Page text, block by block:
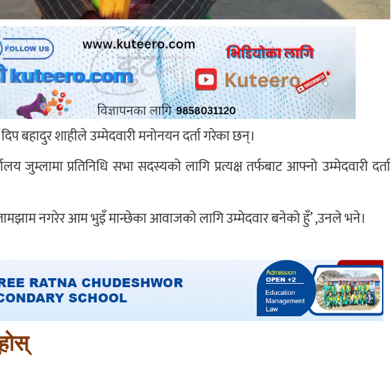
बहादुर शाहीले उम्मेदवारी मनोनयन दर्ता गरेका छन्।
जुम्लामा प्रतिनिधि सभा सदस्यको लागि प्रत्यक्ष तर्फबाट आफ्नो उम्मेदवारी दर्ता
नगरेर आम भुइँ मान्छेका आवाजको लागि उम्मेदवार बनेको हुँ’ ,उनले भने।